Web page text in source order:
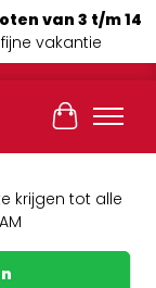
van 3 t/m 14
vakantie
krijgen tot alle